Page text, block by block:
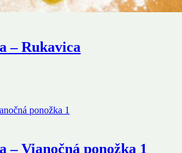
– Rukavica
– Vianočná ponožka 1